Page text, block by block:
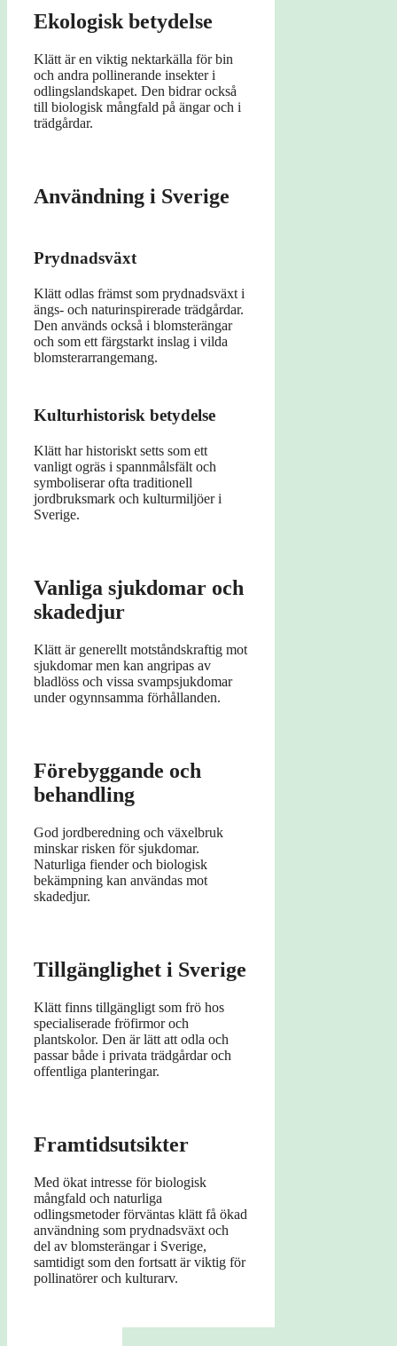
Ekologisk betydelse
Klätt är en viktig nektarkälla för bin
och andra pollinerande insekter i
odlingslandskapet. Den bidrar också
till biologisk mångfald på ängar och i
trädgårdar.
Användning i Sverige
Prydnadsväxt
Klätt odlas främst som prydnadsväxt i
ängs- och naturinspirerade trädgårdar.
Den används också i blomsterängar
och som ett färgstarkt inslag i vilda
blomsterarrangemang.
Kulturhistorisk betydelse
Klätt har historiskt setts som ett
vanligt ogräs i spannmålsfält och
symboliserar ofta traditionell
jordbruksmark och kulturmiljöer i
Sverige.
Vanliga sjukdomar och
skadedjur
Klätt är generellt motståndskraftig mot
sjukdomar men kan angripas av
bladlöss och vissa svampsjukdomar
under ogynnsamma förhållanden.
Förebyggande och
behandling
God jordberedning och växelbruk
minskar risken för sjukdomar.
Naturliga fiender och biologisk
bekämpning kan användas mot
skadedjur.
Tillgänglighet i Sverige
Klätt finns tillgängligt som frö hos
specialiserade fröfirmor och
plantskolor. Den är lätt att odla och
passar både i privata trädgårdar och
offentliga planteringar.
Framtidsutsikter
Med ökat intresse för biologisk
mångfald och naturliga
odlingsmetoder förväntas klätt få ökad
användning som prydnadsväxt och
del av blomsterängar i Sverige,
samtidigt som den fortsatt är viktig för
pollinatörer och kulturarv.